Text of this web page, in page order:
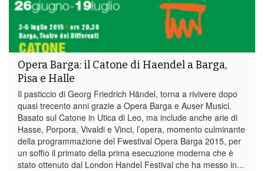
Opera Barga: il Catone di Haendel a Barga,
Pisa e Halle
Il pasticcio di Georg Friedrich Händel, torna a rivivere dopo
quasi trecento anni grazie a Opera Barga e Auser Musici.
Basato sul Catone in Utica di Leo, ma include anche arie di
Hasse, Porpora, Vivaldi e Vinci, l’opera, momento culminante
della programmazione del Fwestival Opera Barga 2015, per
un soffio il primato della prima esecuzione moderna che è
stato ottenuto dal London Handel Festival che ha messo in...